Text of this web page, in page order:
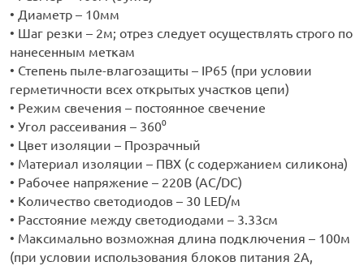
• Диаметр – 10мм
• Шаг резки – 2м; отрез следует осуществлять строго по
нанесенным меткам
• Степень пыле-влагозащиты – IP65 (при условии
герметичности всех открытых участков цепи)
• Режим свечения – постоянное свечение
• Угол рассеивания – 360⁰
• Цвет изоляции – Прозрачный
• Материал изоляции – ПВХ (с содержанием силикона)
• Рабочее напряжение – 220В (AC/DC)
• Количество светодиодов – 30 LED/м
• Расстояние между светодиодами – 3.33см
• Максимально возможная длина подключения – 100м
(при условии использования блоков питания 2А,